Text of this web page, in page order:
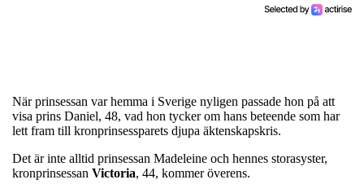
När prinsessan var hemma i Sverige nyligen passade hon på att
visa prins Daniel, 48, vad hon tycker om hans beteende som har
lett fram till kronprinsessparets djupa äktenskapskris.
Det är inte alltid prinsessan Madeleine och hennes storasyster,
kronprinsessan Victoria, 44, kommer överens.